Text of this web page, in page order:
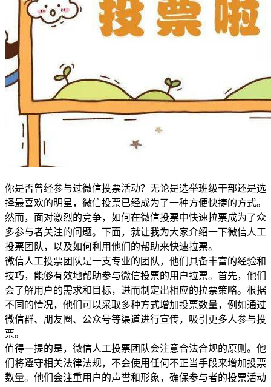
你是否曾经参与过微信投票活动？无论是选举班级干部还是选
择最喜欢的明星，微信投票已经成为了一种方便快捷的方式。
然而，面对激烈的竞争，如何在微信投票中快速拉票成为了众
多参与者关注的问题。下面，就让我为大家介绍一下微信人工
投票团队，以及如何利用他们的帮助来快速拉票。
微信人工投票团队是一支专业的团队，他们具备丰富的经验和
技巧，能够有效地帮助参与微信投票的用户拉票。首先，他们
会了解用户的需求和目标，进而制定出相应的拉票策略。根据
不同的情况，他们可以采取多种方式增加投票数量，例如通过
微信群、朋友圈、公众号等渠道进行宣传，吸引更多人参与投
票。
值得一提的是，微信人工投票团队会注意合法合规的原则。他
们将遵守相关法律法规，不会使用任何不正当手段来增加投票
数量。他们会注重用户的声誉和形象，确保参与者的投票活动